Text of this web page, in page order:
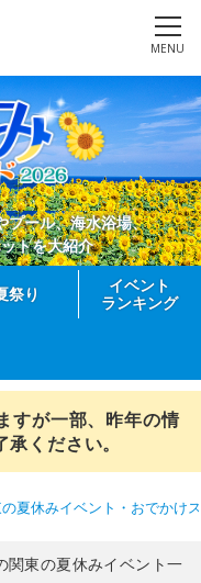
MENU
プール、海水浴場、
トを大紹介
祭り
イベント
ランキング
すが一部、昨年の情
ください。
夏休みイベント・おでかけ
東の夏休みイベント一